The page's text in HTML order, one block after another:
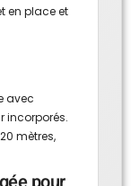
en place et
avec
incorporés.
mètres,